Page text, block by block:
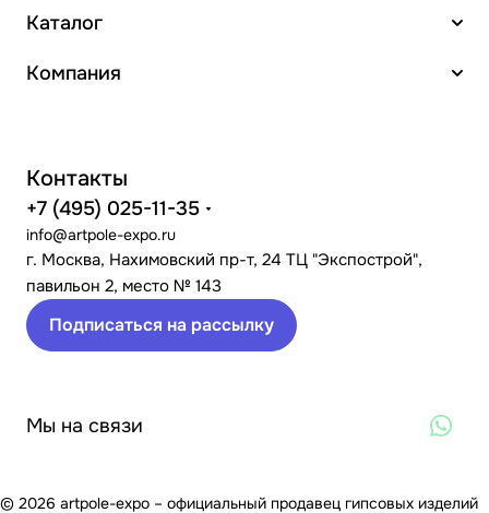
Каталог
Компания
Контакты
+7 (495) 025-11-35
info@artpole-expo.ru
г. Москва, Нахимовский пр-т, 24 ТЦ "Экспострой",
павильон 2, место № 143
Подписаться на рассылку
Мы на связи
© 2026 artpole-expo – официальный продавец гипсовых изделий